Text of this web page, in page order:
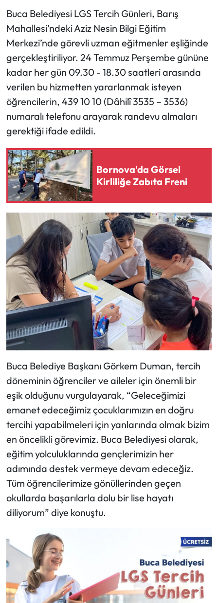
Buca Belediyesi LGS Tercih Günleri, Barış
Mahallesi’ndeki Aziz Nesin Bilgi Eğitim
Merkezi’nde görevli uzman eğitmenler eşliğinde
gerçekleştiriliyor. 24 Temmuz Perşembe gününe
kadar her gün 09.30 - 18.30 saatleri arasında
verilen bu hizmetten yararlanmak isteyen
öğrencilerin, 439 10 10 (Dâhilî 3535 – 3536)
numaralı telefonu arayarak randevu almaları
gerektiği ifade edildi.
Bornova'da Görsel
Kirliliğe Zabıta Freni
Buca Belediye Başkanı Görkem Duman, tercih
döneminin öğrenciler ve aileler için önemli bir
eşik olduğunu vurgulayarak, “Geleceğimizi
emanet edeceğimiz çocuklarımızın en doğru
tercihi yapabilmeleri için yanlarında olmak bizim
en öncelikli görevimiz. Buca Belediyesi olarak,
eğitim yolculuklarında gençlerimizin her
adımında destek vermeye devam edeceğiz.
Tüm öğrencilerimize gönüllerinden geçen
okullarda başarılarla dolu bir lise hayatı
diliyorum” diye konuştu.